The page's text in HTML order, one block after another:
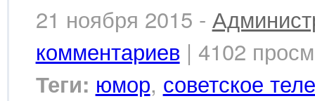
21 ноября 2015 -
комментариев | 4102
Теги: юмор, советское